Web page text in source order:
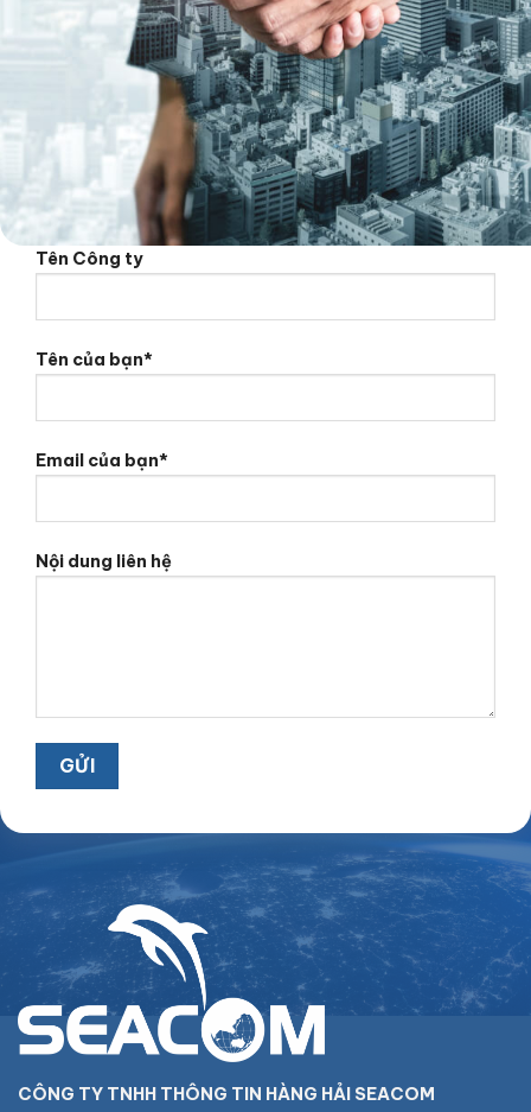
Tên Công ty
Tên của bạn*
Email của bạn*
Nội dung liên hệ
CÔNG TY TNHH THÔNG TIN HÀNG HẢI SEACOM